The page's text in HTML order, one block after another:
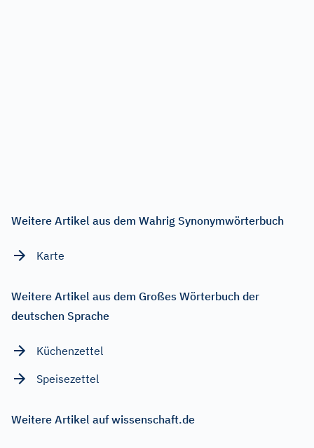
Weitere Artikel aus dem Wahrig Synonymwörterbuch
Karte
Weitere Artikel aus dem Großes Wörterbuch der
deutschen Sprache
Küchenzettel
Speisezettel
Weitere Artikel auf wissenschaft.de